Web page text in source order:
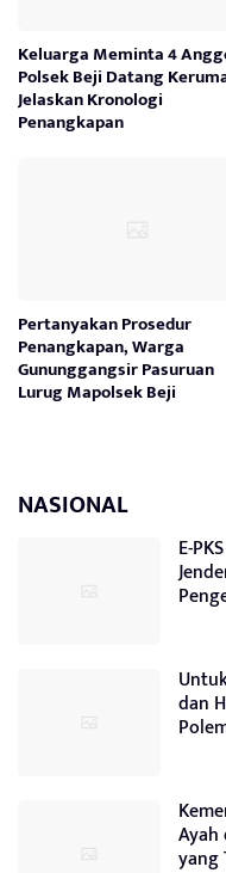
Keluarga Meminta 4
Polsek Beji Datang
Jelaskan Kronologi
Penangkapan
Pertanyakan Prosedur
Penangkapan, Warga
Gununggangsir Pasuruan
Lurug Mapolsek Beji
NASIONAL
E-
dan
yang